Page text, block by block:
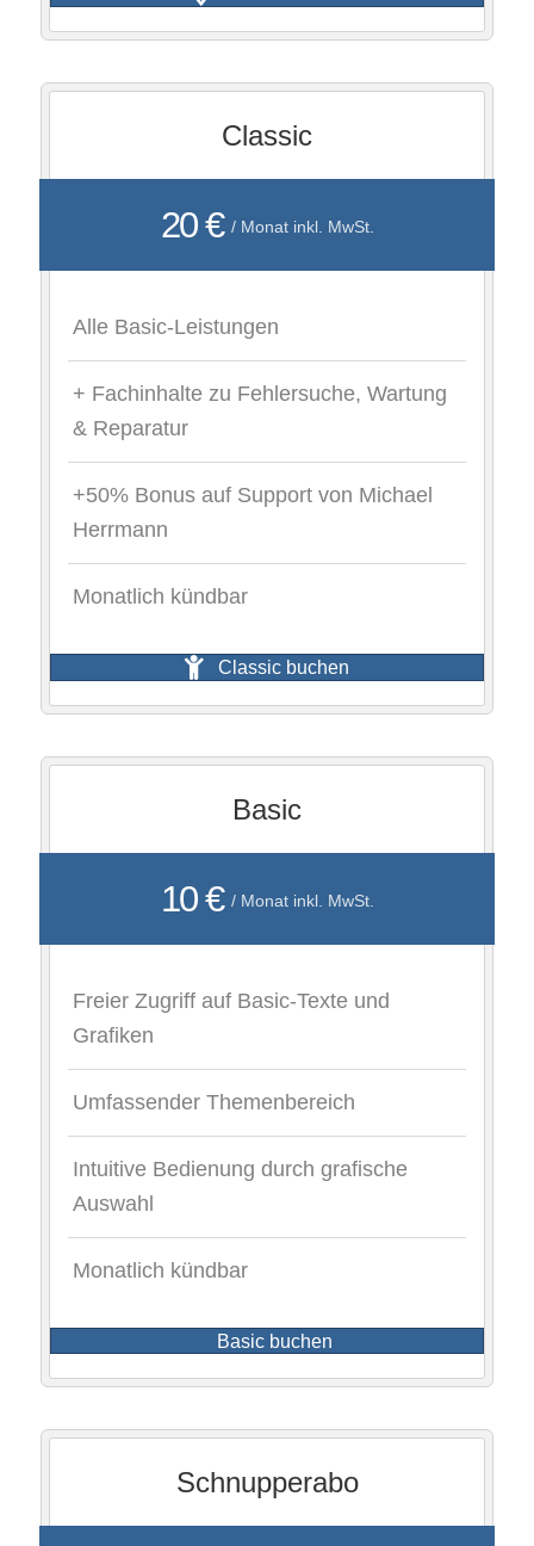
Classic
20 € / Monat inkl. MwSt.
Alle Basic-Leistungen
+ Fachinhalte zu Fehlersuche, Wartung
& Reparatur
+50% Bonus auf Support von Michael
Herrmann
Monatlich kündbar
Classic buchen
Basic
10 € / Monat inkl. MwSt.
Freier Zugriff auf Basic-Texte und
Grafiken
Umfassender Themenbereich
Intuitive Bedienung durch grafische
Auswahl
Monatlich kündbar
Basic buchen
Schnupperabo